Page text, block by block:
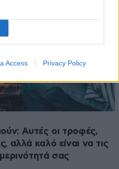
Access Privacy Policy
Αυτές οι τροφές,
αλλά καλό είναι να τις
σας